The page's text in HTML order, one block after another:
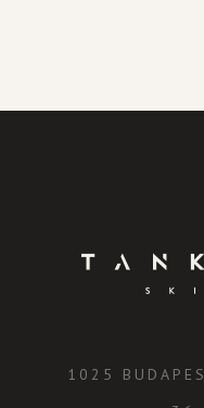
1025